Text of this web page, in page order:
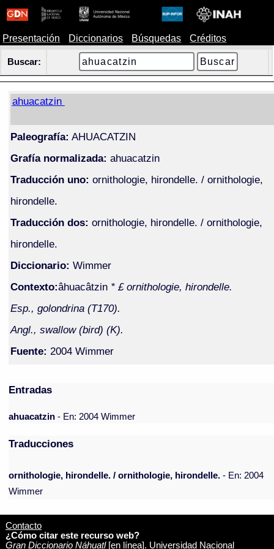
Presentación Diccionarios Búsquedas Créditos
Buscar:
ahuacatzin
Paleografía: AHUACATZIN
Grafía normalizada: ahuacatzin
Traducción uno: ornithologie, hirondelle. / ornithologie,
hirondelle.
Traducción dos: ornithologie, hirondelle. / ornithologie,
hirondelle.
Diccionario: Wimmer
Contexto:âhuacâtzin * £ ornithologie, hirondelle.
Esp., golondrina (T170).
Angl., swallow (bird) (K).
Fuente: 2004 Wimmer
Entradas
ahuacatzin- En: 2004 Wimmer
Traducciones
ornithologie, hirondelle. / ornithologie, hirondelle. - En: 2004
Wimmer
Contacto
¿Cómo citar este recurso web?
Gran Diccionario Náhuatl[en línea]. Universidad Nacional